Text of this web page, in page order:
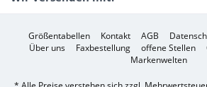
Größentabellen Kontakt AGB
Über uns
Faxbestellung offene Stellen
Markenwelten